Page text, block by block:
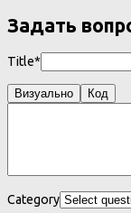
Задать
Title*
Визуально Код
Category